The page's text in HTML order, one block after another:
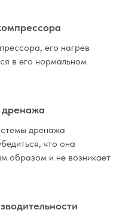
его нагрев
в его нормальном
дренажа
что она
образом и не возникает